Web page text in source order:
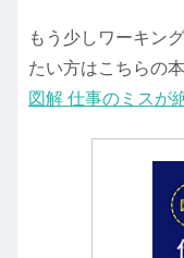
もう少しワーキン
たい方はこちらの
図解 仕事のミスが